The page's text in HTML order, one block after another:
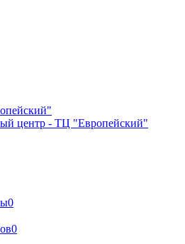
центр - ТЦ "Европейский"
0
0